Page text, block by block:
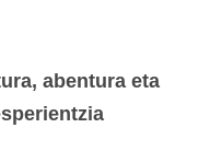
abentura eta